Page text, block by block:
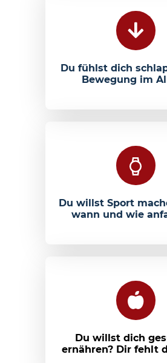
Du fühlst dich
Bewegung im
Du willst Sport
wann und wie
Du willst dich
ernähren? Dir fehlt